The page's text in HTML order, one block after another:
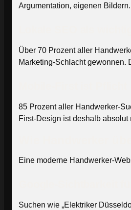
Argumentation, eigenen
Über 70 Prozent aller
Marketing-Schlacht gewonnen.
85 Prozent aller Handwerker-
First-Design ist deshalb absolut
Eine moderne Handwerker-
Suchen wie „Elektriker